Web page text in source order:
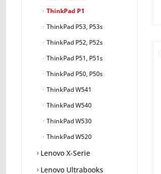
ThinkPad P1
ThinkPad P53, P53s
ThinkPad P52, P52s
ThinkPad P51, P51s
ThinkPad P50, P50s
ThinkPad W541
ThinkPad W540
ThinkPad W530
ThinkPad W520
Lenovo X-Serie
Lenovo Ultrabooks